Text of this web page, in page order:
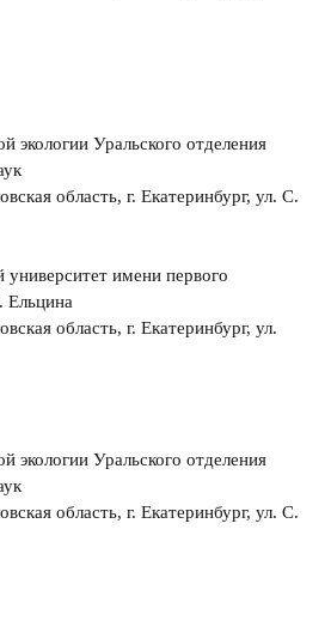
экологии Уральского отделения
область, г. Екатеринбург, ул. С.
имени первого
Ельцина
область, г. Екатеринбург, ул.
экологии Уральского отделения
область, г. Екатеринбург, ул. С.